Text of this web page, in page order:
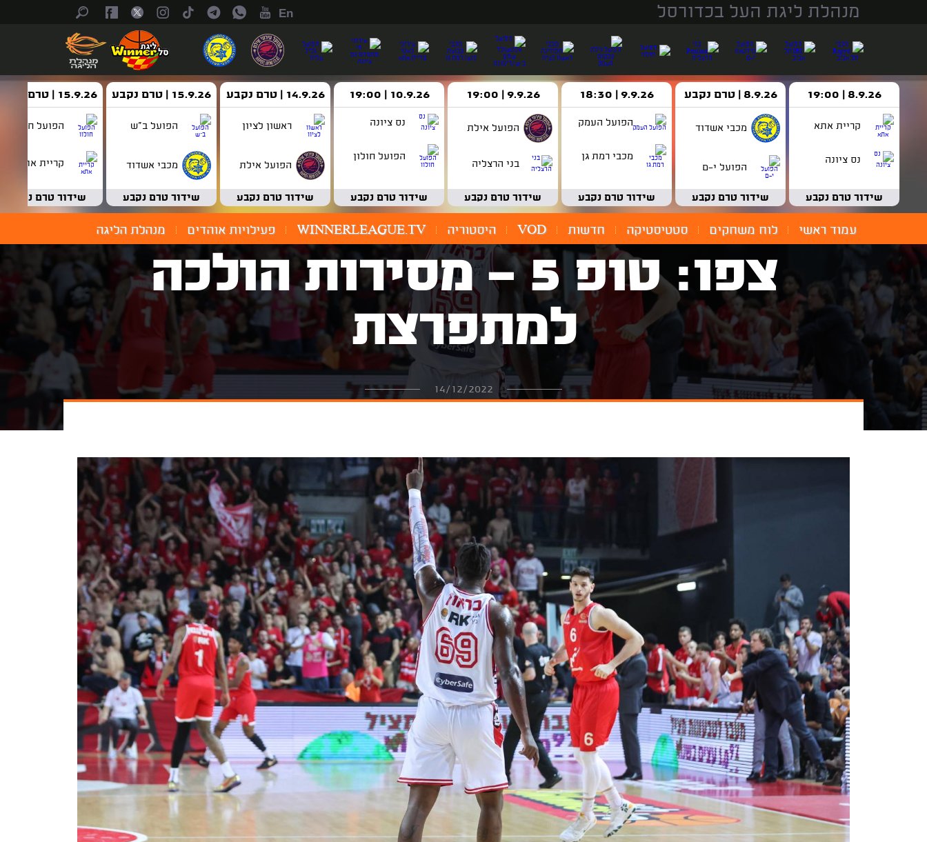
מנהלת ליגת העל בכדורסל En
8.9.26 | 19:00
קריית אתא
נס ציונה
שידור טרם נקבע
8.9.26 | טרם נקבע
מכבי אשדוד
הפועל י-ם
שידור טרם נקבע
9.9.26 | 18:30
הפועל העמק
מכבי רמת גן
שידור טרם נקבע
9.9.26 | 19:00
הפועל אילת
בני הרצליה
שידור טרם נקבע
10.9.26 | 19:00
נס ציונה
הפועל חולון
שידור טרם נקבע
14.9.26 | טרם נקבע
ראשון לציון
הפועל אילת
שידור טרם נקבע
15.9.26 | טרם נקבע
הפועל ב"ש
מכבי אשדוד
שידור טרם נקבע
15.9.26 | טרם נקבע
הפועל חולון
קריית אתא
שידור טרם נקבע
עמוד ראשי לוח משחקים סטטיסטיקה חדשות VOD היסטוריה WINNERLEAGUE.TV פעילויות אוהדים מנהלת הליגה
צפו: טופ 5 - מסירות הולכה
למתפרצת
14/12/2022